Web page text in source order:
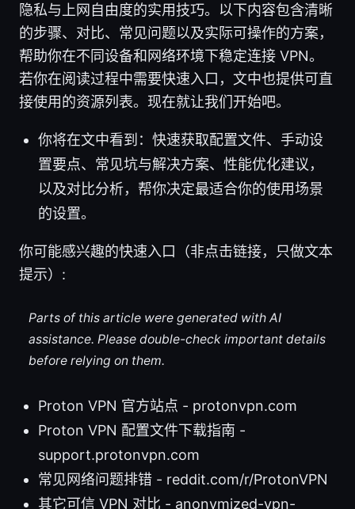
隐私与上网自由度的实用技巧。以下内容包含清晰
的步骤、对比、常见问题以及实际可操作的方案，
帮助你在不同设备和网络环境下稳定连接 VPN。
若你在阅读过程中需要快速入口，文中也提供可直
接使用的资源列表。现在就让我们开始吧。
你将在文中看到：快速获取配置文件、手动设
置要点、常见坑与解决方案、性能优化建议，
以及对比分析，帮你决定最适合你的使用场景
的设置。
你可能感兴趣的快速入口（非点击链接，只做文本
提示）:
Parts of this article were generated with AI
assistance. Please double-check important details
before relying on them.
Proton VPN 官方站点 - protonvpn.com
Proton VPN 配置文件下载指南 -
support.protonvpn.com
常见网络问题排错 - reddit.com/r/ProtonVPN
其它可信 VPN 对比 - anonymized-vpn-